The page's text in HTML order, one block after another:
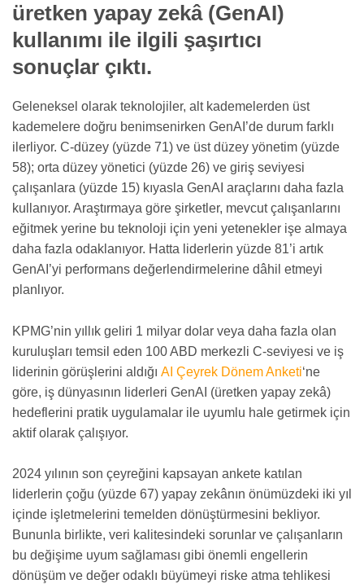
üretken yapay zekâ (GenAI)
kullanımı ile ilgili şaşırtıcı
sonuçlar çıktı.
Geleneksel olarak teknolojiler, alt kademelerden üst
kademelere doğru benimsenirken GenAI’de durum farklı
ilerliyor. C-düzey (yüzde 71) ve üst düzey yönetim (yüzde
58); orta düzey yönetici (yüzde 26) ve giriş seviyesi
çalışanlara (yüzde 15) kıyasla GenAI araçlarını daha fazla
kullanıyor. Araştırmaya göre şirketler, mevcut çalışanlarını
eğitmek yerine bu teknoloji için yeni yetenekler işe almaya
daha fazla odaklanıyor. Hatta liderlerin yüzde 81’i artık
GenAI’yi performans değerlendirmelerine dâhil etmeyi
planlıyor.
KPMG’nin yıllık geliri 1 milyar dolar veya daha fazla olan
kuruluşları temsil eden 100 ABD merkezli C-seviyesi ve iş
liderinin görüşlerini aldığı AI Çeyrek Dönem Anketi‘ne
göre, iş dünyasının liderleri GenAI (üretken yapay zekâ)
hedeflerini pratik uygulamalar ile uyumlu hale getirmek için
aktif olarak çalışıyor.
2024 yılının son çeyreğini kapsayan ankete katılan
liderlerin çoğu (yüzde 67) yapay zekânın önümüzdeki iki yıl
içinde işletmelerini temelden dönüştürmesini bekliyor.
Bununla birlikte, veri kalitesindeki sorunlar ve çalışanların
bu değişime uyum sağlaması gibi önemli engellerin
dönüşüm ve değer odaklı büyümeyi riske atma tehlikesi